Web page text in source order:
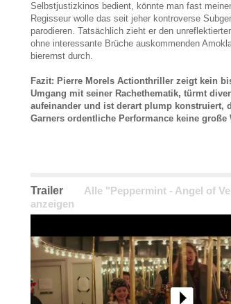
Selbstjustizkinos bedient, könnte man fast
Regisseur wolle das seit jeher kontroverse
parodieren. Tatsächlich zieht er den
ohne interessante Brüche auskommenden
bierernst durch.
Fazit: Pierre Morels Actionthriller zeigt kein
Umgang mit seiner Rachethematik, türmt
aufeinander und ist derart plump konstruiert,
Garners ordentliche Performance keine große
Trailer
Alle "Peppermint - Angel of
anzeigen